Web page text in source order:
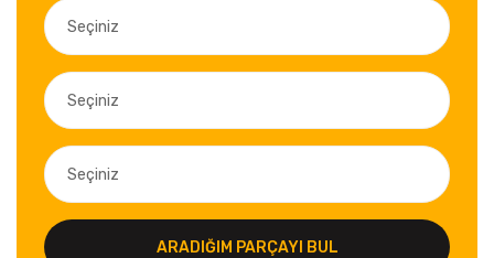
ARADIĞIM PARÇAYI BUL